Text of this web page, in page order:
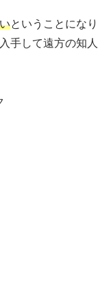
ということになり
手して遠方の知人